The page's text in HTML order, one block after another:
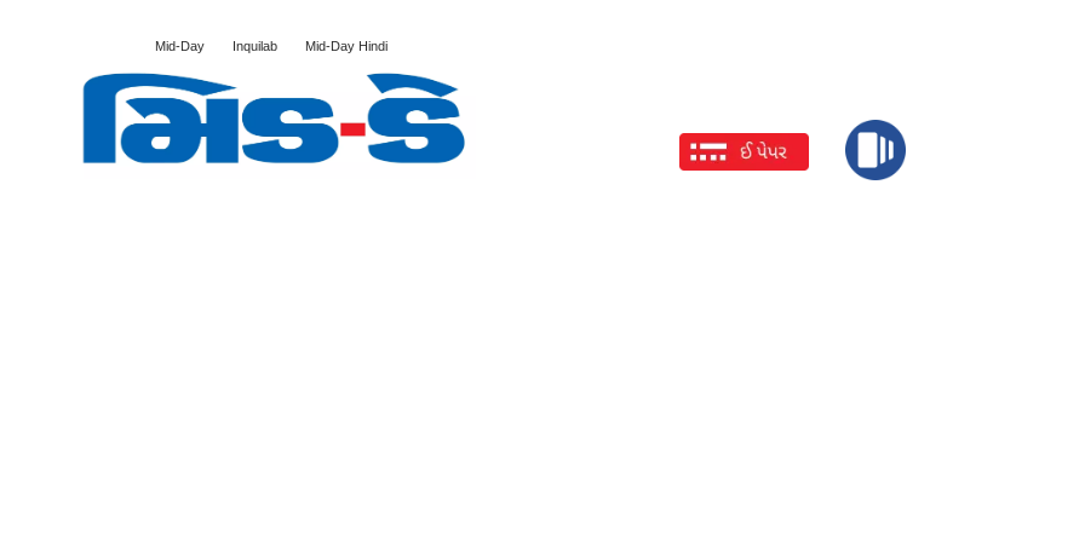
Mid-Day Inquilab Mid-Day Hindi